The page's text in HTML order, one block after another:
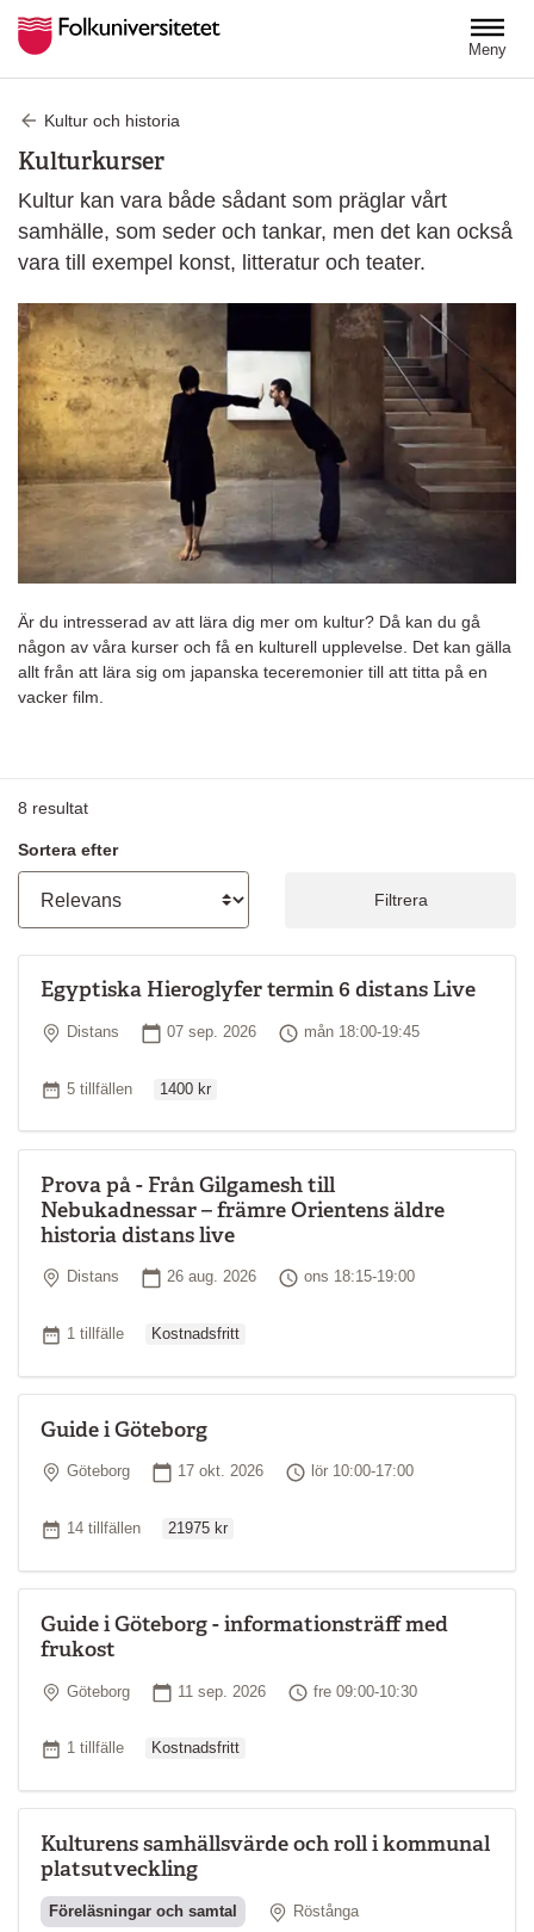
Meny
Kultur och historia
Kulturkurser
Kultur kan vara både sådant som präglar vårt
samhälle, som seder och tankar, men det kan också
vara till exempel konst, litteratur och teater.
Är du intresserad av att lära dig mer om kultur? Då kan du gå
någon av våra kurser och få en kulturell upplevelse. Det kan gälla
allt från att lära sig om japanska teceremonier till att titta på en
vacker film.
8 resultat
Sortera efter
Filtrera
Egyptiska Hieroglyfer termin 6 distans Live
Plats
Distans Startdatum
07 sep. 2026 Tid
mån 18:00-19:45
Antal tillfällen
5 tillfällen 1400 kr
Prova på - Från Gilgamesh till
Nebukadnessar – främre Orientens äldre
historia distans live
Plats
Distans Startdatum
26 aug. 2026 Tid
ons 18:15-19:00
Antal tillfällen
1 tillfälle Kostnadsfritt
Guide i Göteborg
Plats
Göteborg Startdatum
17 okt. 2026 Tid
lör 10:00-17:00
Antal tillfällen
14 tillfällen 21975 kr
Guide i Göteborg - informationsträff med
frukost
Plats
Göteborg Startdatum
11 sep. 2026 Tid
fre 09:00-10:30
Antal tillfällen
1 tillfälle Kostnadsfritt
Kulturens samhällsvärde och roll i kommunal
platsutveckling
Föreläsningar och samtal Plats
Röstånga